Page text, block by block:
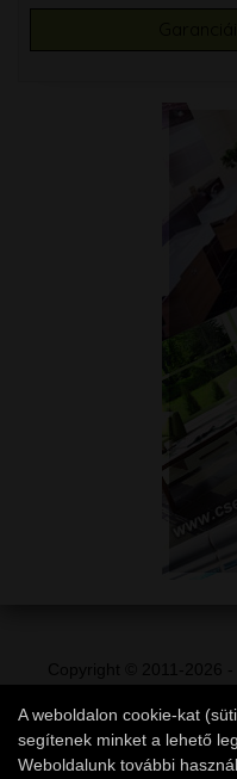
A weboldalon cookie-kat
segítenek minket a lehető
Weboldalunk további